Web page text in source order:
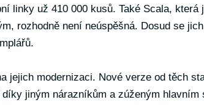
linky už 410 000 kusů. Také Scala, která
rozhodně není neúspěšná. Dosud se
jejich modernizaci. Nové verze od těch
jiným nárazníkům a zúženým hlavním